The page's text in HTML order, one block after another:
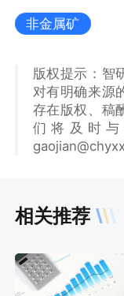
非金属矿
版权提示：智
对有明确来源
存在版权、稿
们将及时
相关推荐